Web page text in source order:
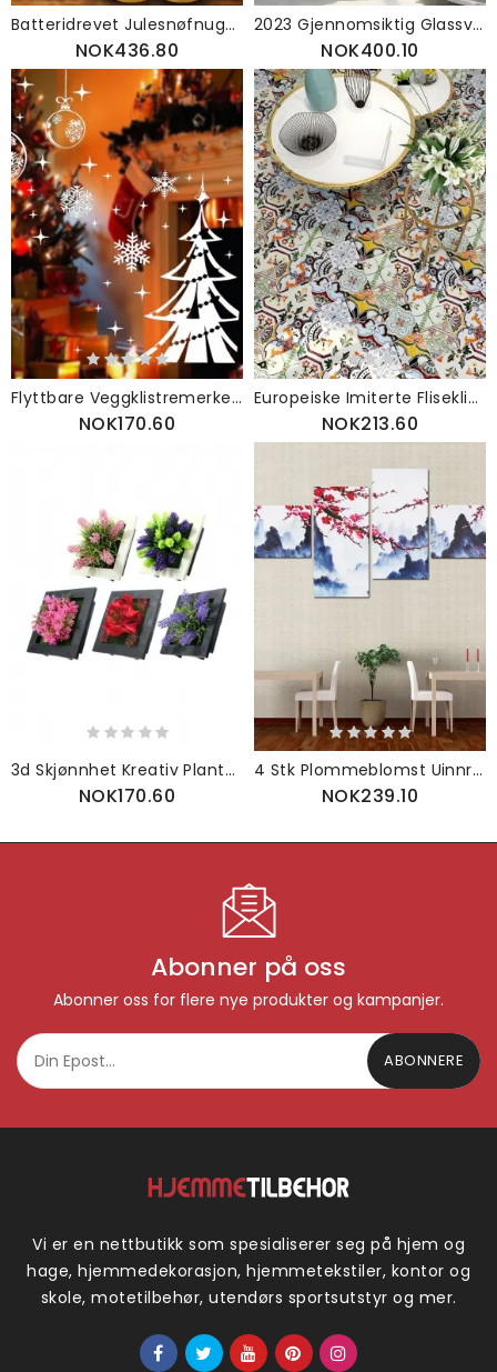
Batteridrevet Julesnøfnugg Led-stearinlys Flammeløs Projeksjon Flimrende Fjernkontroll
NOK436.80
2023 Gjennomsiktig Glassvase Med Hampetau Husholdningsmøbler Dekorativ Vase
NOK400.10
Flyttbare Veggklistremerker Decal Juletre Snowflake Butikkvindu Dekor
NOK170.60
Europeiske Imiterte Fliseklistremerker Allsidige Veggklistremerker 3d-mønster Vanntette Gjør-det-selv-keramiske Klistremerker
NOK213.60
3d Skjønnhet Kreativ Planteramme Veggkunstdekorasjon Kunstig Blomst Hjemmedekorasjon
NOK170.60
4 Stk Plommeblomst Uinnrammet Moderne Maleri Lerretstrykk Veggkunst Bilde Stue Hjemmeinnredning
NOK239.10
Abonner på oss
Abonner oss for flere nye produkter og kampanjer.
ABONNERE
Vi er en nettbutikk som spesialiserer seg på hjem og
hage, hjemmedekorasjon, hjemmetekstiler, kontor og
skole, motetilbehør, utendørs sportsutstyr og mer.